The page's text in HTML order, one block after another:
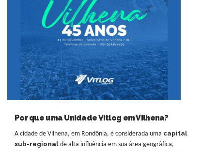
Por que uma Unidade Vitlog em Vilhena?
A cidade de Vilhena, em Rondônia, é considerada uma capital
sub-regional de alta influência em sua área geográfica,